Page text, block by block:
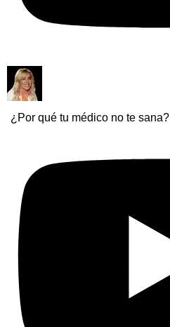
¿Por qué tu médico no te sana?